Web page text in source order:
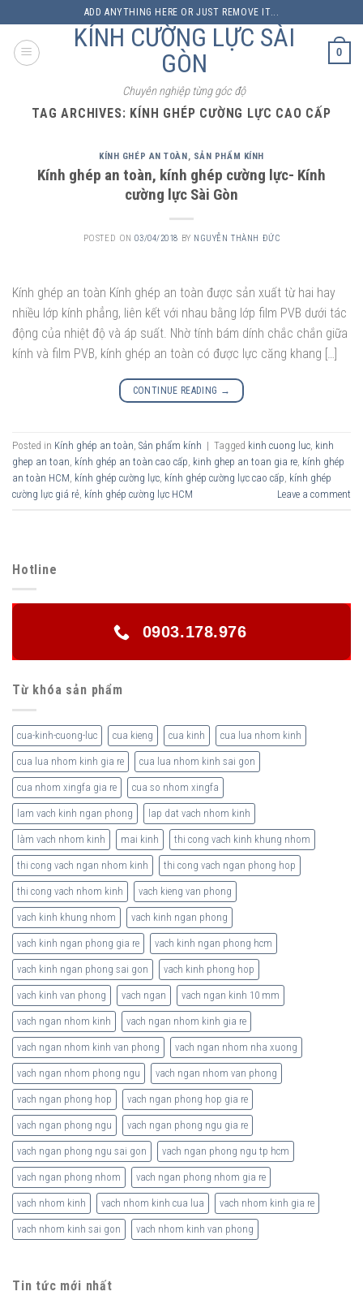
to
content
ADD ANYTHING HERE OR JUST REMOVE IT...
KÍNH CƯỜNG LỰC SÀI
GÒN
Chuyên nghiệp từng góc độ
0
TAG ARCHIVES: KÍNH GHÉP CƯỜNG LỰC CAO CẤP
KÍNH GHÉP AN TOÀN, SẢN PHẨM KÍNH
Kính ghép an toàn, kính ghép cường lực- Kính
cường lực Sài Gòn
POSTED ON03/04/2018 BY NGUYỄN THÀNH ĐỨC
Kính ghép an toàn Kính ghép an toàn được sản xuất từ hai hay
nhiều lớp kính phẳng, liên kết với nhau bằng lớp film PVB dưới tác
động của nhiệt độ và áp suất. Nhờ tính bám dính chắc chắn giữa
kính và film PVB, kính ghép an toàn có được lực căng khang […]
CONTINUE READING →
Posted in Kính ghép an toàn Sản phẩm kính | Tagged kinh cuong luc kinh
ghep an toan kính ghép an toàn cao cấp kinh ghep an toan gia re kính ghép
an toàn HCM kính ghép cường lực kính ghép cường lực cao cấp kính ghép
cường lực giá rẻ kính ghép cường lực HCM Leave a comment
Hotline
0903.178.976
Từ khóa sản phẩm
cua-kinh-cuong-luc cua kieng cua kinh cua lua nhom kinh
cua lua nhom kinh gia re cua lua nhom kinh sai gon
cua nhom xingfa gia re cua so nhom xingfa
lam vach kinh ngan phong lap dat vach nhom kinh
làm vach nhom kinh mai kinh thi cong vach kinh khung nhom
thi cong vach ngan nhom kinh thi cong vach ngan phong hop
thi cong vach nhom kinh vach kieng van phong
vach kinh khung nhom vach kinh ngan phong
vach kinh ngan phong gia re vach kinh ngan phong hcm
vach kinh ngan phong sai gon vach kinh phong hop
vach kinh van phong vach ngan vach ngan kinh 10 mm
vach ngan nhom kinh vach ngan nhom kinh gia re
vach ngan nhom kinh van phong vach ngan nhom nha xuong
vach ngan nhom phong ngu vach ngan nhom van phong
vach ngan phong hop vach ngan phong hop gia re
vach ngan phong ngu vach ngan phong ngu gia re
vach ngan phong ngu sai gon vach ngan phong ngu tp hcm
vach ngan phong nhom vach ngan phong nhom gia re
vach nhom kinh vach nhom kinh cua lua vach nhom kinh gia re
vach nhom kinh sai gon vach nhom kinh van phong
Tin tức mới nhất